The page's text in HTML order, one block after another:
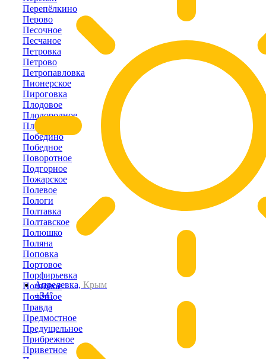
Апрелевка, Крым
+34°
Перепёлкино
Перово
Песочное
Песчаное
Петровка
Петрово
Петропавловка
Пионерское
Пироговка
Плодовое
Плодородное
Плотинное
Победино
Победное
Поворотное
Подгорное
Пожарское
Полевое
Пологи
Полтавка
Полтавское
Полюшко
Поляна
Поповка
Портовое
Порфирьевка
Почтовое
Почётное
Правда
Предмостное
Предущельное
Прибрежное
Приветное